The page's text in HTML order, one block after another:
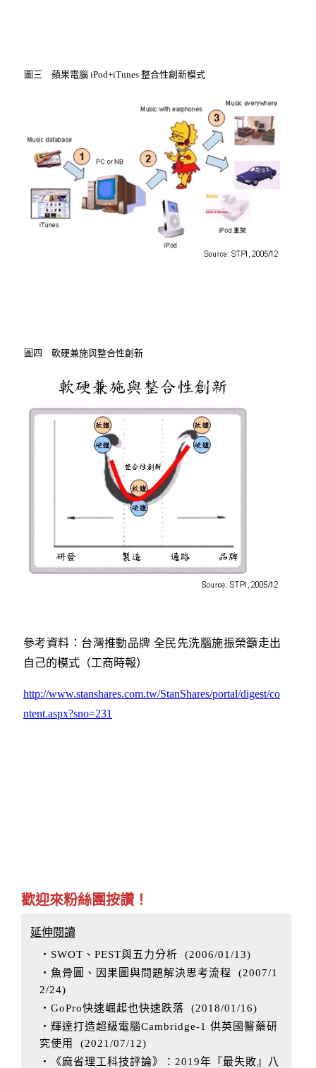
圖三 蘋果電腦 iPod+iTunes 整合性創新模式
圖四 軟硬兼施與整合性創新
參考資料：台灣推動品牌 全民先洗腦施振榮籲走出
自己的模式（工商時報）
http://www.stanshares.com.tw/StanShares/portal/digest/co
ntent.aspx?sno=231
歡迎來粉絲團按讚！
延伸閱讀
‧SWOT、PEST與五力分析 (2006/01/13)
‧魚骨圖、因果圖與問題解決思考流程
(2007/1
2/24)
‧GoPro快速崛起也快速跌落 (2018/01/16)
‧輝達打造超級電腦Cambridge-1 供英國醫藥研
究使用
(2021/07/12)
‧《麻省理工科技評論》：2019年『最失敗』八